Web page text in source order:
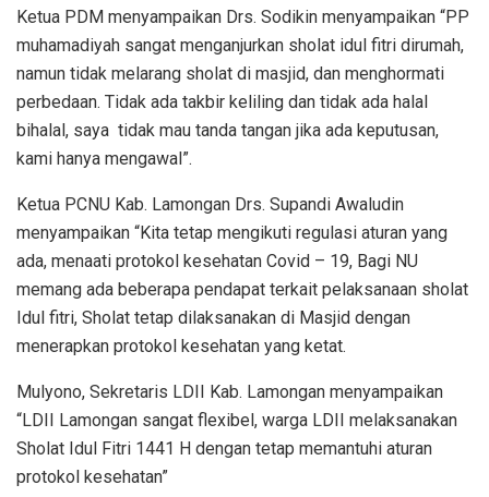
Ketua PDM menyampaikan Drs. Sodikin menyampaikan “PP
muhamadiyah sangat menganjurkan sholat idul fitri dirumah,
namun tidak melarang sholat di masjid, dan menghormati
perbedaan. Tidak ada takbir keliling dan tidak ada halal
bihalal, saya tidak mau tanda tangan jika ada keputusan,
kami hanya mengawal”.
Ketua PCNU Kab. Lamongan Drs. Supandi Awaludin
menyampaikan “Kita tetap mengikuti regulasi aturan yang
ada, menaati protokol kesehatan Covid – 19, Bagi NU
memang ada beberapa pendapat terkait pelaksanaan sholat
Idul fitri, Sholat tetap dilaksanakan di Masjid dengan
menerapkan protokol kesehatan yang ketat.
Mulyono, Sekretaris LDII Kab. Lamongan menyampaikan
“LDII Lamongan sangat flexibel, warga LDII melaksanakan
Sholat Idul Fitri 1441 H dengan tetap memantuhi aturan
protokol kesehatan”